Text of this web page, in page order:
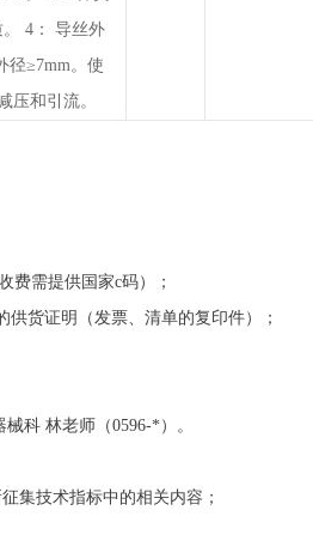
4： 导丝外
径≥7mm。使
压和引流。
费需提供国家c码）；
货证明（发票、清单的复印件）；
科 林老师（0596-*）。
集技术指标中的相关内容；